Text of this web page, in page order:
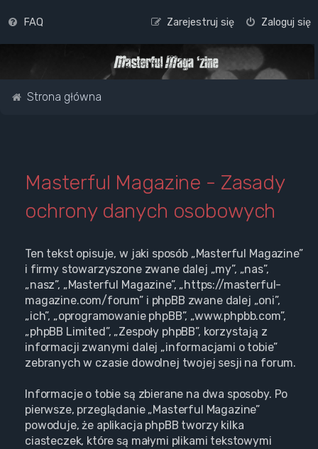
FAQ Zaloguj się
Zarejestruj się
Strona główna
Masterful Magazine - Zasady
ochrony danych osobowych
Ten tekst opisuje, w jaki sposób „Masterful Magazine”
i firmy stowarzyszone zwane dalej „my”, „nas”,
„nasz”, „Masterful Magazine”, „https://masterful-
magazine.com/forum” i phpBB zwane dalej „oni”,
„ich”, „oprogramowanie phpBB”, „www.phpbb.com”,
„phpBB Limited”, „Zespoły phpBB”, korzystają z
informacji zwanymi dalej „informacjami o tobie”
zebranych w czasie dowolnej twojej sesji na forum.
Informacje o tobie są zbierane na dwa sposoby. Po
pierwsze, przeglądanie „Masterful Magazine”
powoduje, że aplikacja phpBB tworzy kilka
ciasteczek, które są małymi plikami tekstowymi